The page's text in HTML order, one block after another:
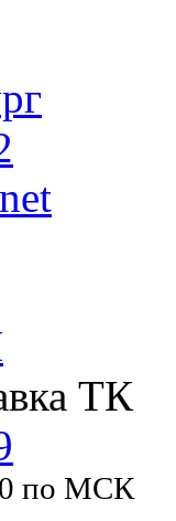
ТК
по МСК